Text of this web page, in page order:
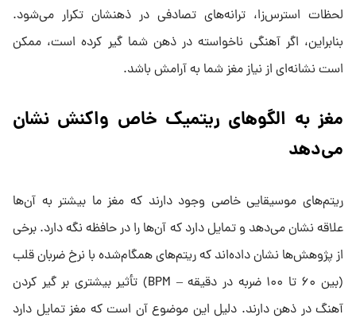
لحظات استرس‌زا، ترانه‌های تصادفی در ذهنشان تکرار می‌شود.
بنابراین، اگر آهنگی ناخواسته در ذهن شما گیر کرده است، ممکن
است نشانه‌ای از نیاز مغز شما به آرامش باشد.
مغز به الگوهای ریتمیک خاص واکنش نشان
می‌دهد
ریتم‌های موسیقایی خاصی وجود دارند که مغز ما بیشتر به آن‌ها
علاقه نشان می‌دهد و تمایل دارد که آن‌ها را در حافظه نگه دارد. برخی
از پژوهش‌ها نشان داده‌اند که ریتم‌های همگام‌شده با نرخ ضربان قلب
(بین ۶۰ تا ۱۰۰ ضربه در دقیقه – BPM) تأثیر بیشتری بر گیر کردن
آهنگ در ذهن دارند. دلیل این موضوع آن است که مغز تمایل دارد